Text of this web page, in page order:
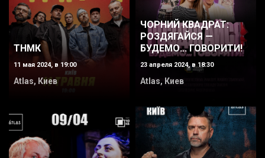
ТНМК
11 мая 2024, в 19:00
Atlas, Киев
ЧОРНИЙ КВАДРАТ:
РОЗДЯГАЙСЯ —
БУДЕМО... ГОВОРИТИ!
23 апреля 2024, в 18:30
Atlas, Киев